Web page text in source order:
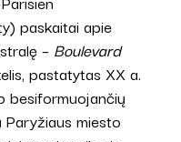
paskaitai apie
– Boulevard
pastatytas XX a.
besiformuojančių
miesto